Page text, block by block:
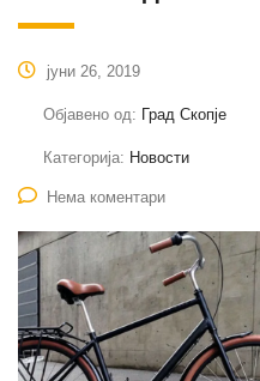
јуни 26, 2019
Објавено од: Град Скопје
Категорија: Новости
Нема коментари